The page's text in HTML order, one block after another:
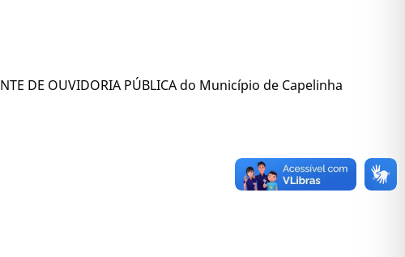
DE OUVIDORIA PÚBLICA do Município de Capelinha